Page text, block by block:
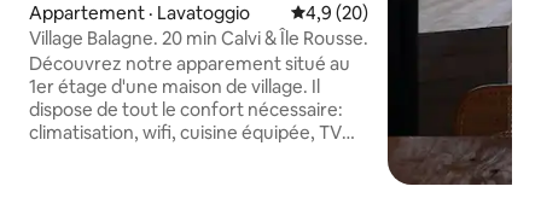
Appartement · Lavatoggio Note moyenne de 4,9 sur 5,
4,9 (20)
Village Balagne. 20 min Calvi & Île Rousse.
Découvrez notre apparement situé au
1er étage d'une maison de village. Il
dispose de tout le confort nécessaire:
climatisation, wifi, cuisine équipée, TV